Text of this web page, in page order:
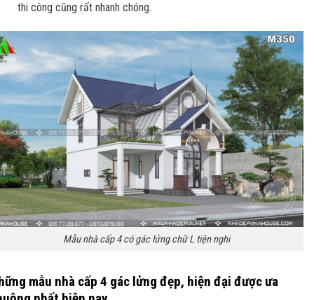
thi công cũng rất nhanh chóng.
Mẫu nhà cấp 4 có gác lửng chữ L tiện nghi
mẫu nhà cấp 4 gác lửng đẹp, hiện đại được ưa